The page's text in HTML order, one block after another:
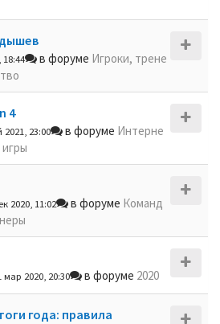
18:44 в форуме Игроки, трене
4
2021, 23:00 в форуме Интерне
2020, 11:02 в форуме Команд
мар 2020, 20:30 в форуме 2020
года: правила